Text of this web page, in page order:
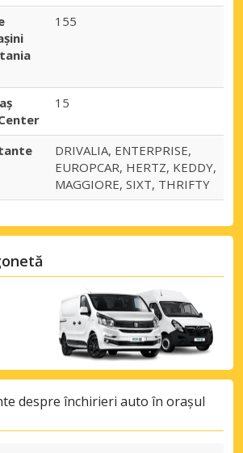
155
15
DRIVALIA, ENTERPRISE,
EUROPCAR, HERTZ, KEDDY,
MAGGIORE, SIXT, THRIFTY
despre închirieri auto în orașul